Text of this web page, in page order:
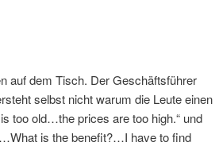
auf dem Tisch. Der Geschäftsführer
selbst nicht warum die Leute einen
too old…the prices are too high.“ und
is the benefit?…I have to find